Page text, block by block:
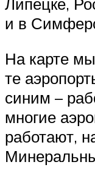
Липецке,
и в
На карте
те
синим –
многие
работают,